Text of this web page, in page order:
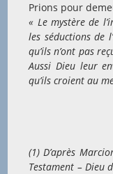
Prions pour
« Le mystère de
les séductions de
qu’ils n’ont pas
Aussi Dieu leur
qu’ils croient au
(1) D’après
Testament – Dieu